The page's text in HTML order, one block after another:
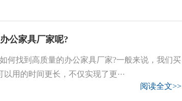
公家具厂家呢?
何找到高质量的办公家具厂家?一般来说，我们买
用的时间更长，不仅实现了更···
阅读全文>>